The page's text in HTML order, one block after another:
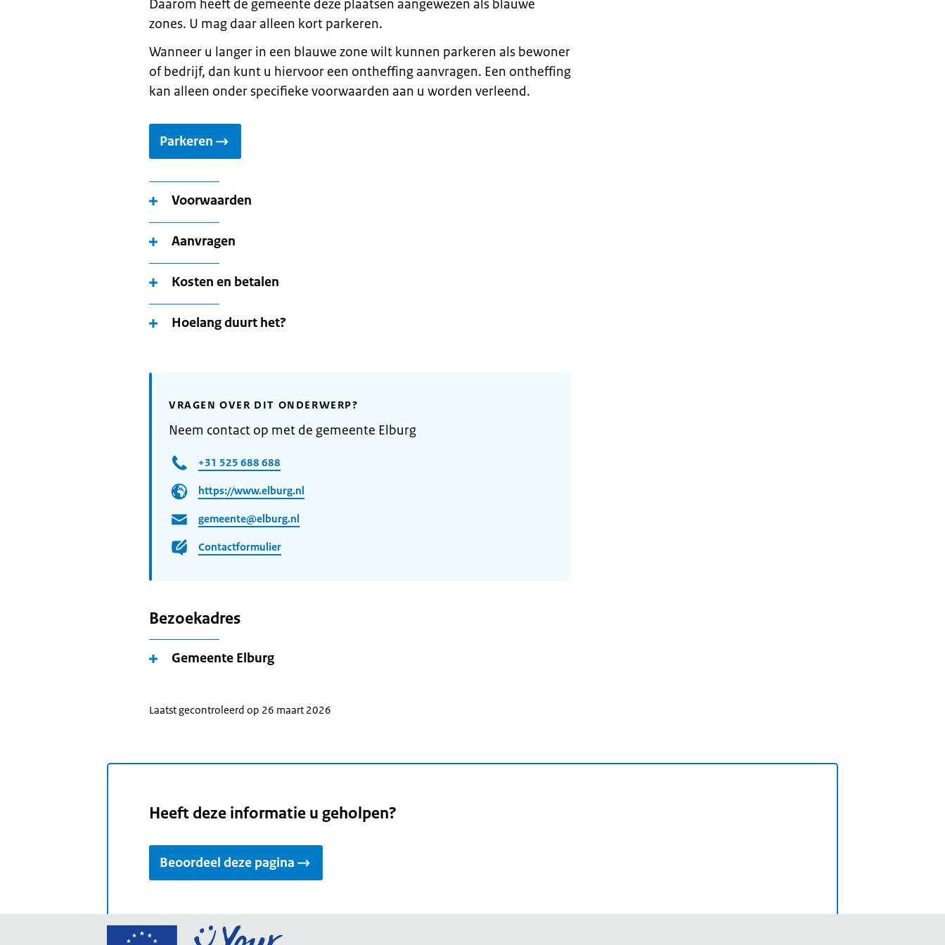
Daarom heeft de gemeente deze plaatsen aangewezen als blauwe
zones. U mag daar alleen kort parkeren.
Wanneer u langer in een blauwe zone wilt kunnen parkeren als bewoner
of bedrijf, dan kunt u hiervoor een ontheffing aanvragen. Een ontheffing
kan alleen onder specifieke voorwaarden aan u worden verleend.
Parkeren
Voorwaarden
Aanvragen
Kosten en betalen
Hoelang duurt het?
VRAGEN OVER DIT ONDERWERP?
Neem contact op met de gemeente Elburg
+31 525 688 688
https://www.elburg.nl
gemeente@elburg.nl
Contactformulier
Bezoekadres
Gemeente Elburg
Laatst gecontroleerd op 26 maart 2026
Heeft deze informatie u geholpen?
Beoordeel deze pagina
Ga